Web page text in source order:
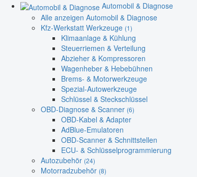
Automobil & Diagnose
Alle anzeigen Automobil & Diagnose
Kfz-Werkstatt Werkzeuge (1)
Klimaanlage & Kühlung
Steuerriemen & Verteilung
Abzieher & Kompressoren
Wagenheber & Hebebühnen
Brems- & Motorwerkzeuge
Spezial-Autowerkzeuge
Schlüssel & Steckschlüssel
OBD-Diagnose & Scanner (6)
OBD-Kabel & Adapter
AdBlue-Emulatoren
OBD-Scanner & Schnittstellen
ECU- & Schlüsselprogrammierung
Autozubehör (24)
Motorradzubehör (8)